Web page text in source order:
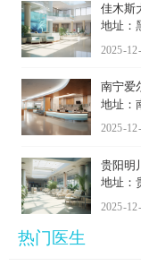
佳木斯
地址：
2025-
南宁爱
地址：
2025-
贵阳明
地址：
2025-
热门医生